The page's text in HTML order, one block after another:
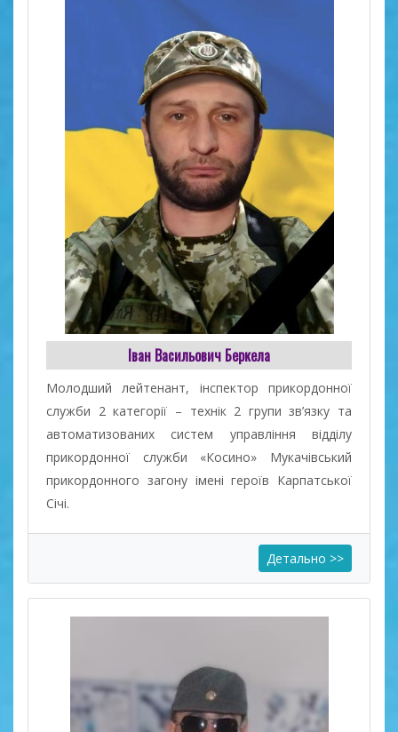
Іван Васильович Беркела
Молодший лейтенант, інспектор прикордонної
служби 2 категорії – технік 2 групи зв’язку та
автоматизованих систем управління відділу
прикордонної служби «Косино» Мукачівський
прикордонного загону імені героїв Карпатської
Січі.
Детально >>